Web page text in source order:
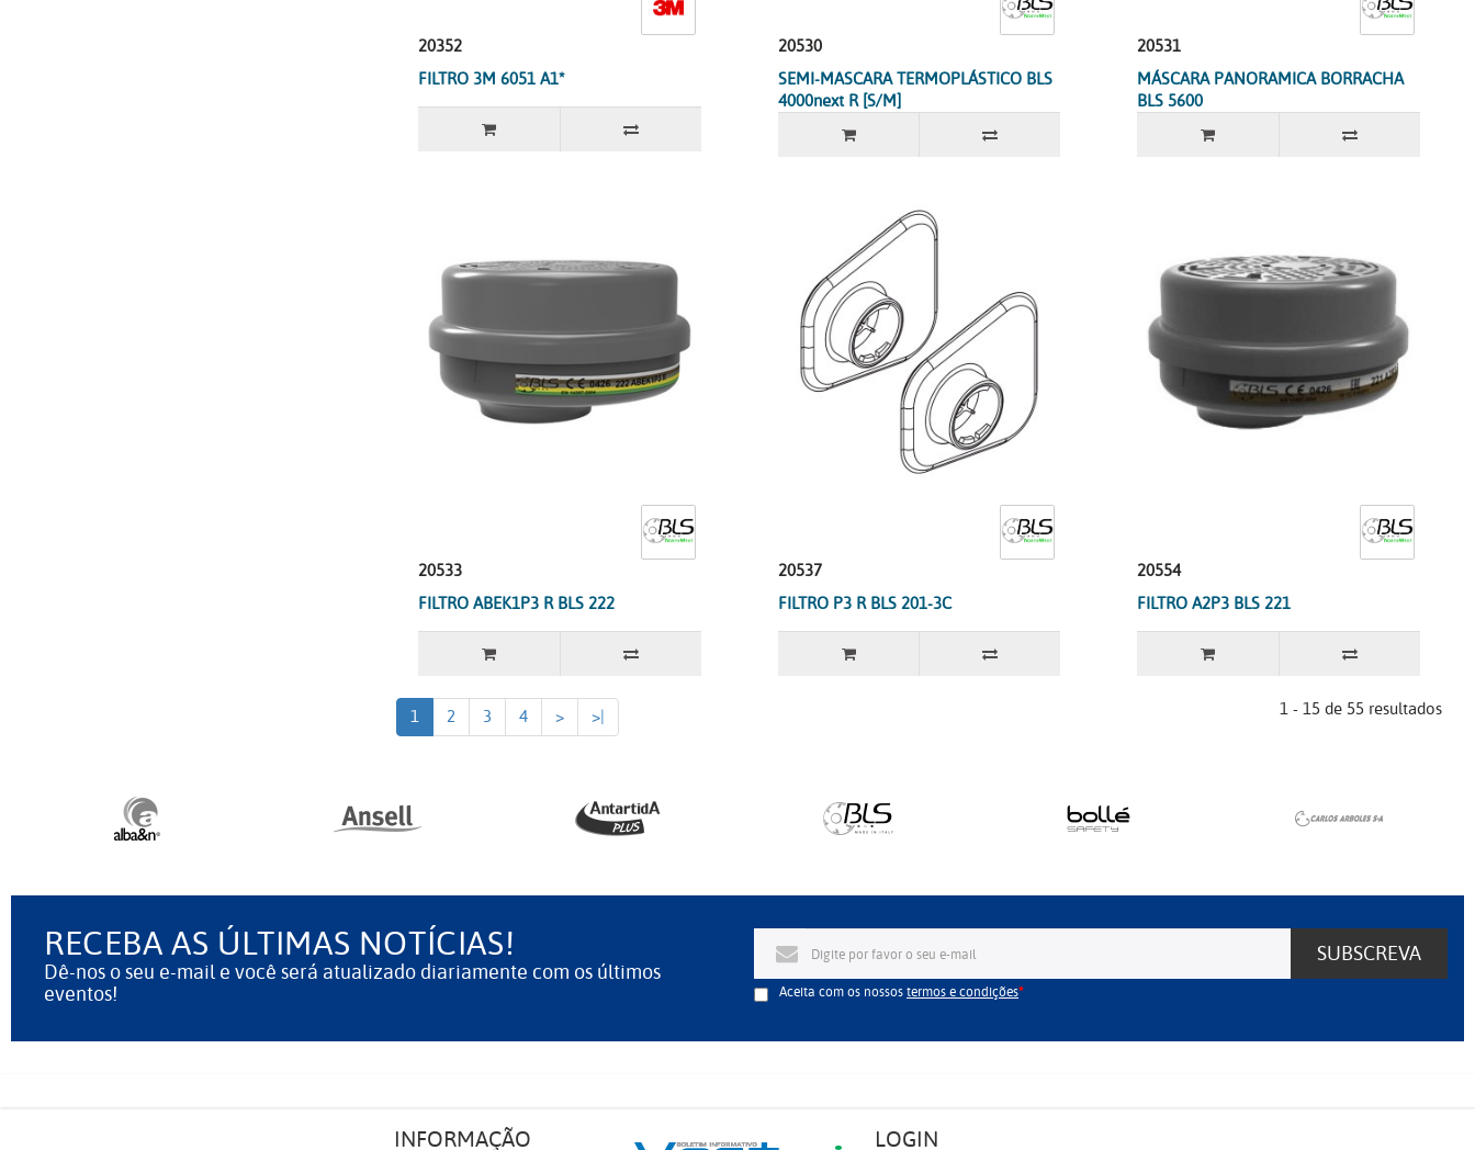
20352
FILTRO 3M 6051 A1*
20530
SEMI-MASCARA TERMOPLÁSTICO BLS
4000next R [S/M]
20531
MÁSCARA PANORAMICA BORRACHA
BLS 5600
20533
FILTRO ABEK1P3 R BLS 222
20537
FILTRO P3 R BLS 201-3C
20554
FILTRO A2P3 BLS 221
1 2 3 4 > >| 1 - 15 de 55 resultados
RECEBA AS ÚLTIMAS NOTÍCIAS!
Dê-nos o seu e-mail e você será atualizado diariamente com os últimos
eventos!
SUBSCREVA
Aceita com os nossostermos e condições
INFORMAÇÃO LOGIN